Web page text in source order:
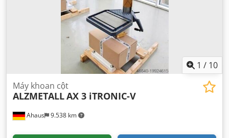
1 / 10
Ahaus 9.538 km
Máy khoan cột
ALZMETALLAX 3 iTRONIC-V